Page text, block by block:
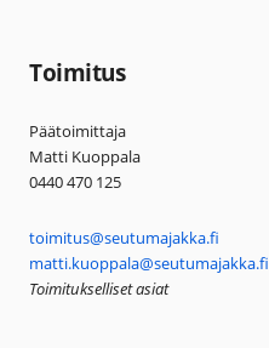
Toimitus
Päätoimittaja
Matti Kuoppala
0440 470 125
toimitus@seutumajakka.fi
matti.kuoppala@seutumajakka.fi
Toimitukselliset asiat